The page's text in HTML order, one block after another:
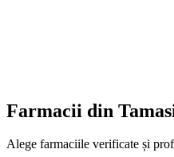
Farmacii din
Alege farmaciile verificate și